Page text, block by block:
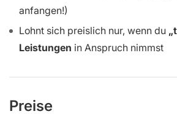
anfangen!)
Lohnt sich preislich nur, wenn du
Leistungen in Anspruch nimmst
Preise